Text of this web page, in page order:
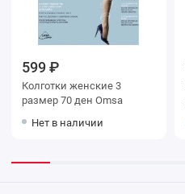
599 ₽
Колготки женские 3
размер 70 ден Omsa
Нет в наличии